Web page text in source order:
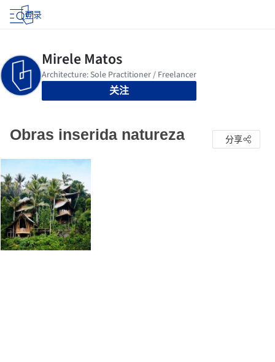
登录
关注
Obras inserida natureza 分享